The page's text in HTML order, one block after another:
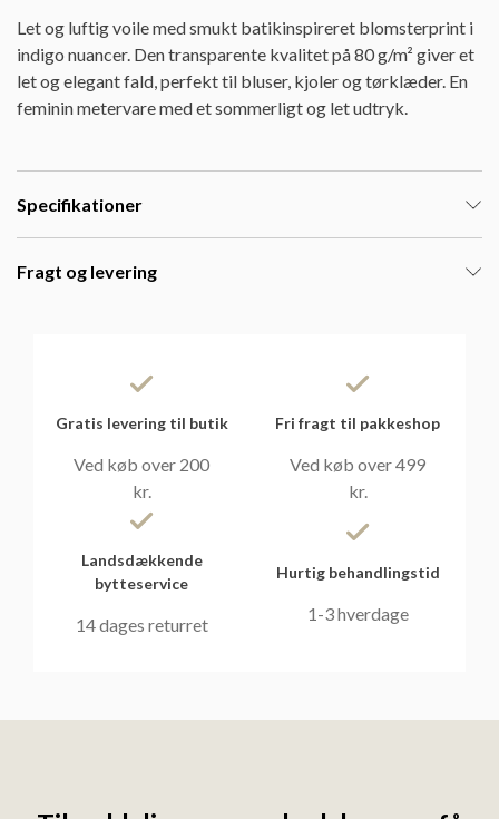
Let og luftig voile med smukt batikinspireret blomsterprint i
indigo nuancer. Den transparente kvalitet på 80 g/m² giver et
let og elegant fald, perfekt til bluser, kjoler og tørklæder. En
feminin metervare med et sommerligt og let udtryk.
Specifikationer
Fragt og levering
Gratis levering til butik
Ved køb over 200
kr.
Fri fragt til pakkeshop
Ved køb over 499
kr.
Landsdækkende
bytteservice
14 dages returret
Hurtig behandlingstid
1-3 hverdage